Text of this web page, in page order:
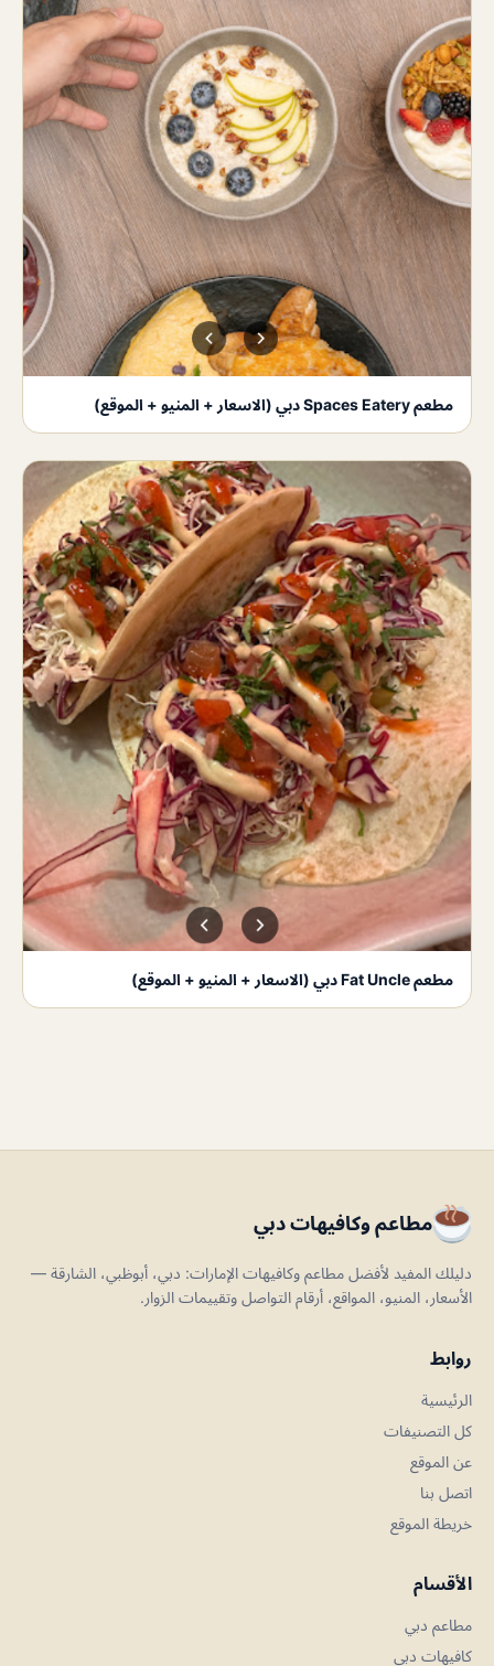
مطعم Spaces Eatery دبي (الاسعار + المنيو + الموقع)
مطعم Fat Uncle دبي (الاسعار + المنيو + الموقع)
مطاعم وكافيهات دبي
دليلك المفيد لأفضل مطاعم وكافيهات الإمارات: دبي، أبوظبي، الشارقة —
الأسعار، المنيو، المواقع، أرقام التواصل وتقييمات الزوار.
روابط
الرئيسية
كل التصنيفات
عن الموقع
اتصل بنا
خريطة الموقع
الأقسام
مطاعم دبي
كافيهات دبي